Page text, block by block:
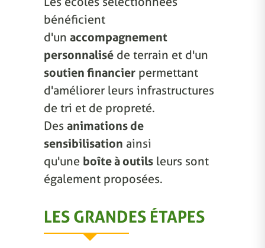
bénéficient
d'un accompagnement
personnalisé de terrain et d'un
soutien financier permettant
d'améliorer leurs infrastructures
de tri et de propreté.
Des animations de
sensibilisation ainsi
qu'une boîte à outils leurs sont
également proposées.
LES GRANDES ÉTAPES